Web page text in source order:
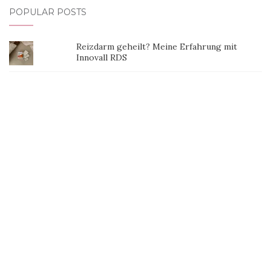
POPULAR POSTS
Reizdarm geheilt? Meine Erfahrung mit
Innovall RDS